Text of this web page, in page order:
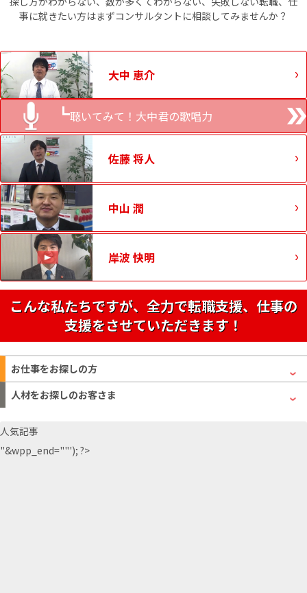
事に就きたい方はまずコンサルタントに相談してみませんか？
大中 恵介
聴いてみて！大中君の歌唱力
佐藤 将人
中山 潤
岸波 快明
こんな私たちですが、全力で転職支援、仕事の
支援をさせていただきます！
お仕事をお探しの方
人材をお探しのお客さま
人気記事
"&wpp_end=""'); ?>